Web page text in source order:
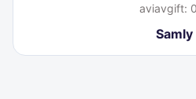
aviavgift:
Samly